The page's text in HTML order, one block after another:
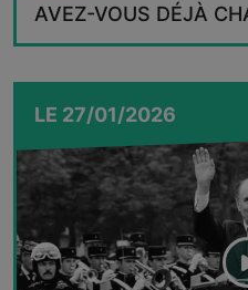
AVEZ-VOUS DÉJÀ
LE 27/01/2026